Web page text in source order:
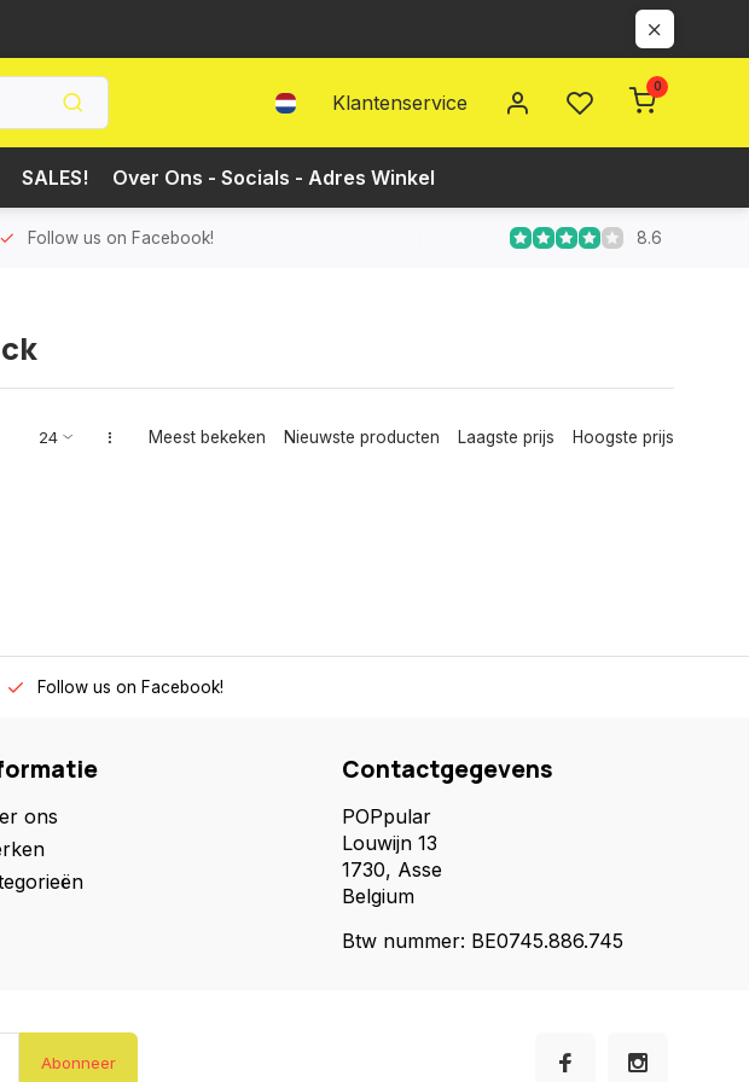
Klantenservice
0
SALES! Over Ons - Socials - Adres Winkel
Follow us on Facebook! 8.6
Meest bekeken Nieuwste producten Laagste prijs Hoogste prijs
Follow us on Facebook!
ons
Contactgegevens
POPpular
Louwijn 13
1730, Asse
Belgium
Btw nummer: BE0745.886.745
Abonneer